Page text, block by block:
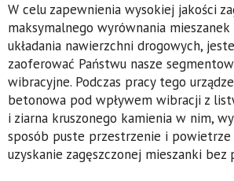
W celu zapewnienia wysokiej jakości
maksymalnego wyrównania
układania nawierzchni drogowych,
zaoferować Państwu nasze
wibracyjne. Podczas pracy tego
betonowa pod wpływem wibracji z
i ziarna kruszonego kamienia w nim,
sposób puste przestrzenie i powietrze
uzyskanie zagęszczonej mieszanki